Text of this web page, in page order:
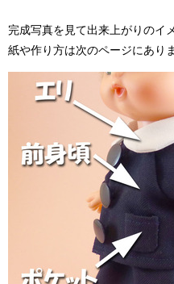
完成写真を見て出来上がりのイ
紙や作り方は次のページにあり